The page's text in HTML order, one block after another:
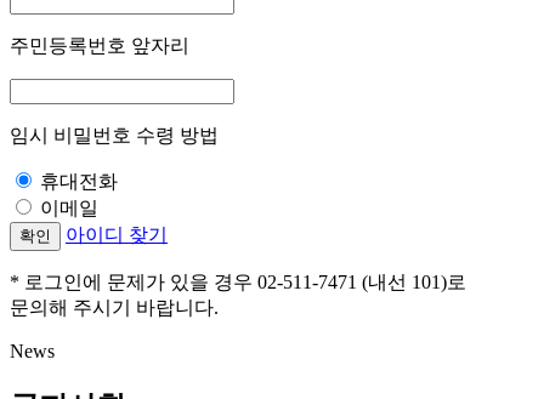
주민등록번호 앞자리
임시 비밀번호 수령 방법
휴대전화
이메일
확인 아이디 찾기
* 로그인에 문제가 있을 경우 02-511-7471 (내선 101)로
문의해 주시기 바랍니다.
News